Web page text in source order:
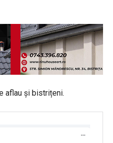
aflau și bistrițeni.